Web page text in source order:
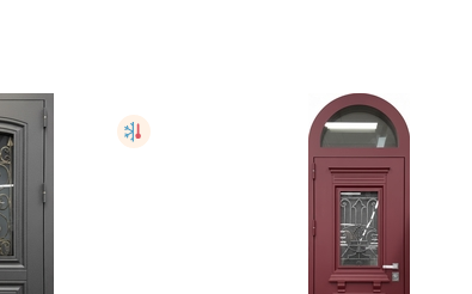
порошковым
и био...
руб.
Дверь с порошковым
напылением и МДФ, со ст...
STK165
47,000